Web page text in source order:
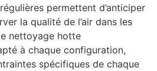
permettent d’anticiper
la qualité de l’air dans les
nettoyage hotte
à chaque configuration,
spécifiques de chaque